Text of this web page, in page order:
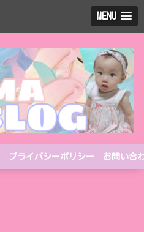
MENU
プライバシーポリシー お問い合